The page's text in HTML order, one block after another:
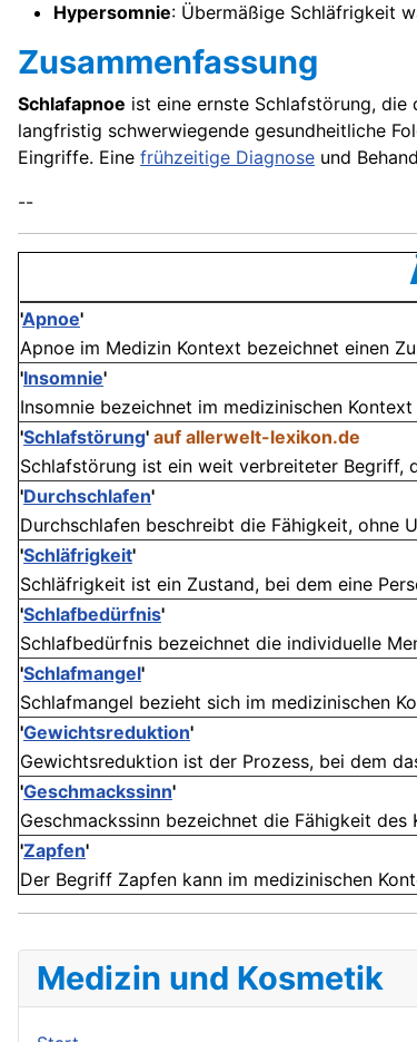
Hypersomnie: Übermäßige Schläfrigkeit
Zusammenfassung
Schlafapnoe ist eine ernste Schlafstörung,
langfristig schwerwiegende gesundheitliche
Eingriffe. Eine frühzeitige Diagnose und
--
'Apnoe'
Apnoe im Medizin Kontext bezeichnet einen
'Insomnie'
Insomnie bezeichnet im medizinischen
'Schlafstörung' auf allerwelt-lexikon.de
Schlafstörung ist ein weit verbreiteter Begriff,
'Durchschlafen'
Durchschlafen beschreibt die Fähigkeit, ohne
'Schläfrigkeit'
Schläfrigkeit ist ein Zustand, bei dem eine
'Schlafbedürfnis'
Schlafbedürfnis bezeichnet die individuelle
'Schlafmangel'
Schlafmangel bezieht sich im medizinischen
'Gewichtsreduktion'
Gewichtsreduktion ist der Prozess, bei dem
'Geschmackssinn'
Geschmackssinn bezeichnet die Fähigkeit
'Zapfen'
Der Begriff Zapfen kann im medizinischen
Medizin und Kosmetik